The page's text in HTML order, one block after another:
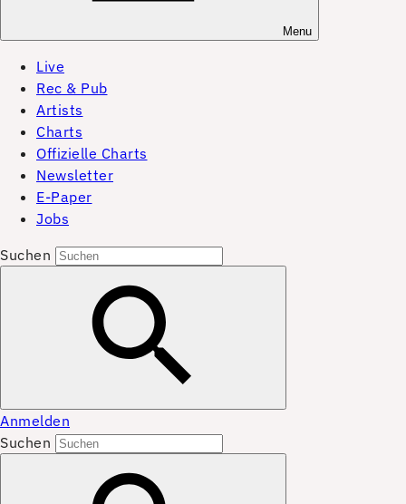
Menu
Live
Rec & Pub
Artists
Charts
Offizielle Charts
Newsletter
E-Paper
Jobs
Suchen
Anmelden
Suchen